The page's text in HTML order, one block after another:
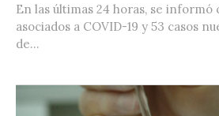
En las últimas 24 horas, se informó
asociados a COVID-19 y 53 casos
de...